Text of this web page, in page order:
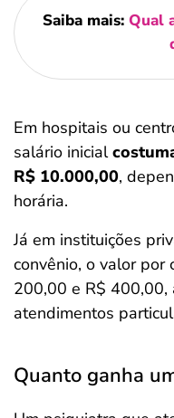
Saiba mais: Qual
Em hospitais ou
salário inicial
R$ 10.000,00,
horária.
Já em instituições
convênio, o valor por
200,00 e R$ 400,00,
atendimentos
Quanto ganha